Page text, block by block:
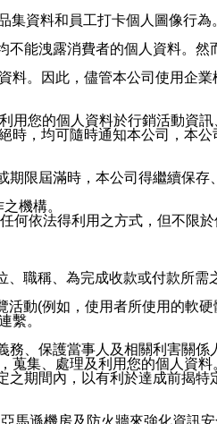
資料和員工打卡個人圖像行為
能洩露消費者的個人資料。
。因此，儘管本公司使用企
您的個人資料於行銷活動資
，均可隨時通知本公司，本
限屆滿時，本公司得繼續保存
機構。
依法得利用之方式，但不限
職稱、為完成收款或付款所
動(例如，使用者所使用的軟
繫。
、保護當事人及相關利害關
集、處理及利用您的個人資料
期間內，以有利於達成前揭特
馬遜機房及防火牆來強化資訊